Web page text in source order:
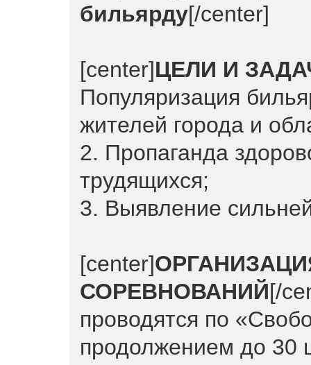
бильярду[/center]
[center]ЦЕЛИ И
Популяризация
жителей города и
2. Пропаганда
трудящихся;
3. Выявление
[center]
СОРЕВНОВАНИЙ[/
проводятся по
продолжением до 30